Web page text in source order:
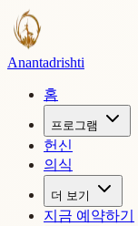
Anantadrishti
홈
프로그램
헌신
의식
더 보기
지금 예약하기